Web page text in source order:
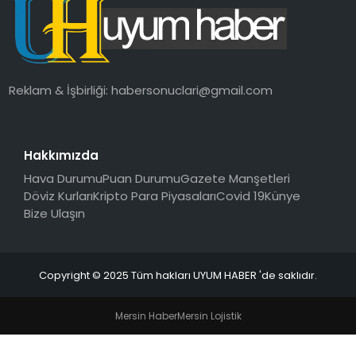
SAĞLIK
MAGAZIN
Reklam & İşbirliği:habersonuclari@gmail.com
Hakkımızda
Hava DurumuPuan DurumuGazete Manşetleri
Döviz KurlarıKripto Para PiyasalarıCovid 19Künye
Bize Ulaşın
Copyright © 2025 Tüm hakları UYUM HABER 'de saklıdır.
Mersin HaberMersin Lojistik